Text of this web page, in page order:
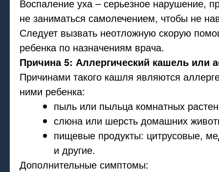
Воспаление уха – серьезное нарушение,
не заниматься самолечением, чтобы не
Следует вызвать неотложную скорую
ребенка по назначениям врача.
Причина 5: Аллергический кашель или
Причинами такого кашля являются
ними ребенка:
пыль или пыльца комнатных
слюна или шерсть домашних
пищевые продукты: цитрусовые,
и другие.
Дополнительные симптомы: